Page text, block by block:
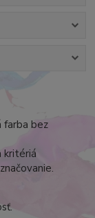
farba bez
kritériá